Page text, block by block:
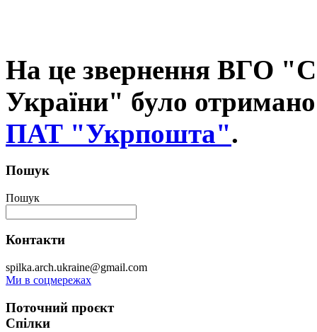
На це звернення ВГО
України" було
ПАТ "Укрпошта".
Пошук
Пошук
Контакти
spilka.arch.ukraine@gmail.com
Ми в соцмережах
Поточний проєкт
Спілки